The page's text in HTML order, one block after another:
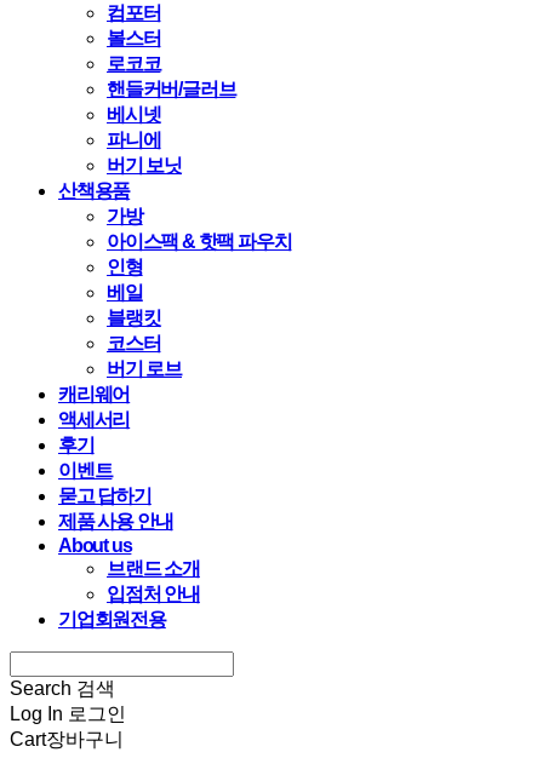
컴포터
볼스터
로코코
핸들커버/글러브
베시넷
파니에
버기 보닛
산책용품
가방
아이스팩 & 핫팩 파우치
인형
베일
블랭킷
코스터
버기 로브
캐리웨어
액세서리
후기
이벤트
묻고 답하기
제품 사용 안내
About us
브랜드 소개
입점처 안내
기업회원전용
Search 검색
Log In 로그인
Cart장바구니